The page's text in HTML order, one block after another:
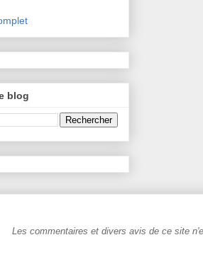
blog
Les commentaires et divers avis de ce site